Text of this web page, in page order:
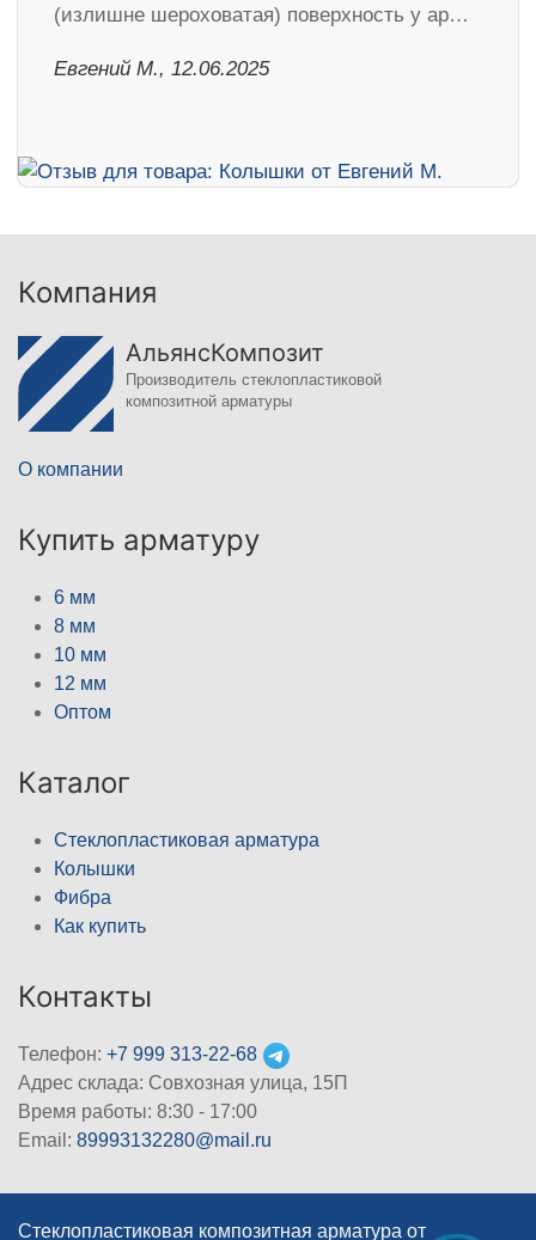
(излишне шероховатая) поверхность у ар…
Евгений М., 12.06.2025
Компания
АльянсКомпозит
Производитель стеклопластиковой
композитной арматуры
О компании
Купить арматуру
6 мм
8 мм
10 мм
12 мм
Оптом
Каталог
Стеклопластиковая арматура
Колышки
Фибра
Как купить
Контакты
Телефон: +7 999 313-22-68
Адрес склада: Совхозная улица, 15П
Время работы: 8:30 - 17:00
Email: 89993132280@mail.ru
Стеклопластиковая композитная арматура от